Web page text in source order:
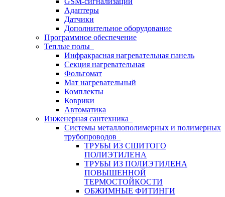
Адаптеры
Датчики
Дополнительное оборудование
Программное обеспечение
Теплые полы
Инфракрасная нагревательная панель
Секция нагревательная
Фольгомат
Мат нагревательный
Комплекты
Коврики
Автоматика
Инженерная сантехника
Системы металлополимерных и полимерных
трубопроводов
ТРУБЫ ИЗ СШИТОГО
ПОЛИЭТИЛЕНА
ТРУБЫ ИЗ ПОЛИЭТИЛЕНА
ПОВЫШЕННОЙ
ТЕРМОСТОЙКОСТИ
ОБЖИМНЫЕ ФИТИНГИ